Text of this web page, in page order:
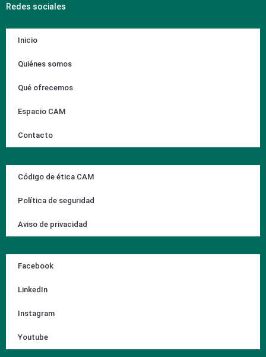
Redes sociales
Inicio
Quiénes somos
Qué ofrecemos
Espacio CAM
Contacto
Código de ética CAM
Política de seguridad
Aviso de privacidad
Facebook
LinkedIn
Instagram
Youtube